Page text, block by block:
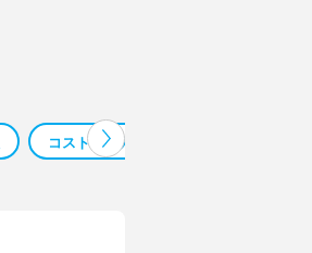
コストコ求人 大阪